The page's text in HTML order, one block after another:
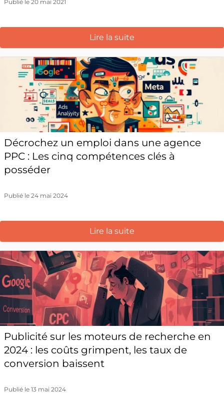
Publié le 20 mai 2021
Lire la suite
Décrochez un emploi dans une agence
PPC : Les cinq compétences clés à
posséder
Publié le 24 mai 2024
Lire la suite
Publicité sur les moteurs de recherche en
2024 : les coûts grimpent, les taux de
conversion baissent
Publié le 13 mai 2024